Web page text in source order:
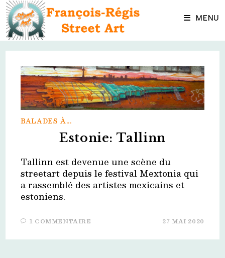
Skip
content MENU
BALADES À...
Estonie: Tallinn
Tallinn est devenue une scène du
streetart depuis le festival Mextonia qui
a rassemblé des artistes mexicains et
estoniens.
1 COMMENTAIRE 27 MAI 2020